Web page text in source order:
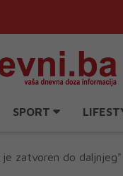
SPORT
zatvoren do daljnjeg"